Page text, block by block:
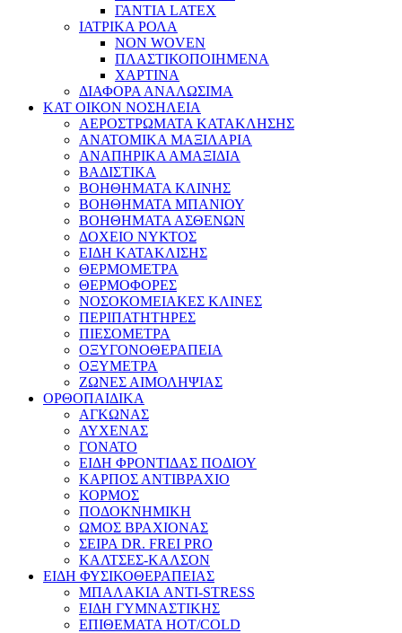
ΓΑΝΤΙΑ LATEX
ΙΑΤΡΙΚΑ ΡΟΛΑ
NON WOVEN
ΠΛΑΣΤΙΚΟΠΟΙΗΜΕΝΑ
ΧΑΡΤΙΝΑ
ΔΙΑΦΟΡΑ ΑΝΑΛΩΣΙΜΑ
ΚΑΤ ΟΙΚΟΝ ΝΟΣΗΛΕΙΑ
ΑΕΡΟΣΤΡΩΜΑΤΑ ΚΑΤΑΚΛΗΣΗΣ
ΑΝΑΤΟΜΙΚΑ ΜΑΞΙΛΑΡΙΑ
ΑΝΑΠΗΡΙΚΑ ΑΜΑΞΙΔΙΑ
ΒΑΔΙΣΤΙΚΑ
ΒΟΗΘΗΜΑΤΑ ΚΛΙΝΗΣ
ΒΟΗΘΗΜΑΤΑ ΜΠΑΝΙΟΥ
ΒΟΗΘΗΜΑΤΑ ΑΣΘΕΝΩΝ
ΔΟΧΕΙΟ ΝΥΚΤΟΣ
ΕΙΔΗ ΚΑΤΑΚΛΙΣΗΣ
ΘΕΡΜΟΜΕΤΡΑ
ΘΕΡΜΟΦΟΡΕΣ
ΝΟΣΟΚΟΜΕΙΑΚΕΣ ΚΛΙΝΕΣ
ΠΕΡΙΠΑΤΗΤΗΡΕΣ
ΠΙΕΣΟΜΕΤΡΑ
ΟΞΥΓΟΝΟΘΕΡΑΠΕΙΑ
ΟΞΥΜΕΤΡΑ
ΖΩΝΕΣ ΑΙΜΟΛΗΨΙΑΣ
ΟΡΘΟΠΑΙΔΙΚΑ
ΑΓΚΩΝΑΣ
ΑΥΧΕΝΑΣ
ΓΟΝΑΤΟ
ΕΙΔΗ ΦΡΟΝΤΙΔΑΣ ΠΟΔΙΟΥ
ΚΑΡΠΟΣ ΑΝΤΙΒΡΑΧΙΟ
ΚΟΡΜΟΣ
ΠΟΔΟΚΝΗΜΙΚΗ
ΩΜΟΣ ΒΡΑΧΙΟΝΑΣ
ΣΕΙΡΑ DR. FREI PRO
ΚΑΛΤΣΕΣ-ΚΑΛΣΟΝ
ΕΙΔΗ ΦΥΣΙΚΟΘΕΡΑΠΕΙΑΣ
ΜΠΑΛΑΚΙΑ ANTI-STRESS
ΕΙΔΗ ΓΥΜΝΑΣΤΙΚΗΣ
ΕΠΙΘΕΜΑΤΑ HOT/COLD